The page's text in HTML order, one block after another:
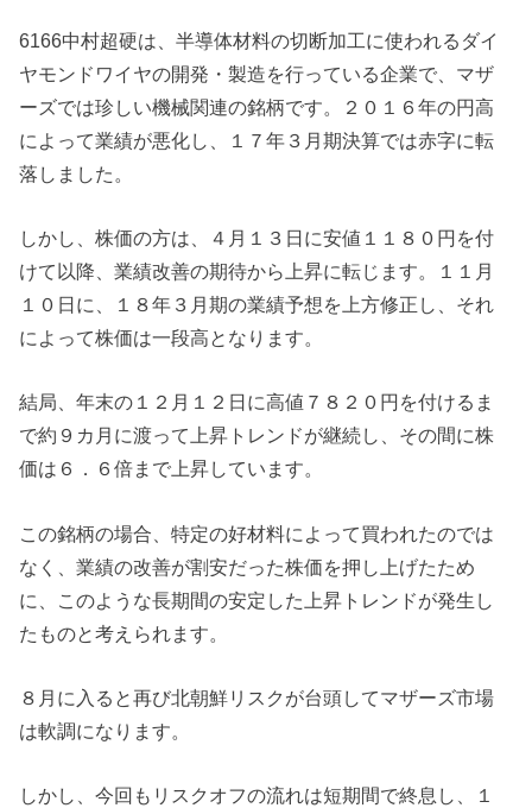
6166中村超硬は、半導体材料の切断加工に使われるダイ
ヤモンドワイヤの開発・製造を行っている企業で、マザ
ーズでは珍しい機械関連の銘柄です。２０１６年の円高
によって業績が悪化し、１７年３月期決算では赤字に転
落しました。
しかし、株価の方は、４月１３日に安値１１８０円を付
けて以降、業績改善の期待から上昇に転じます。１１月
１０日に、１８年３月期の業績予想を上方修正し、それ
によって株価は一段高となります。
結局、年末の１２月１２日に高値７８２０円を付けるま
で約９カ月に渡って上昇トレンドが継続し、その間に株
価は６．６倍まで上昇しています。
この銘柄の場合、特定の好材料によって買われたのでは
なく、業績の改善が割安だった株価を押し上げたため
に、このような長期間の安定した上昇トレンドが発生し
たものと考えられます。
８月に入ると再び北朝鮮リスクが台頭してマザーズ市場
は軟調になります。
しかし、今回もリスクオフの流れは短期間で終息し、１